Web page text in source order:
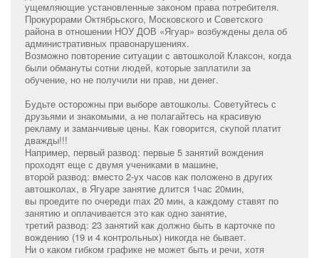
ущемляющие установленные законом права потребителя.
Прокурорами Октябрьского, Московского и Советского
района в отношении НОУ ДОВ «Ягуар» возбуждены дела об
административных правонарушениях.
Возможно повторение ситуации с автошколой Клаксон, когда
были обмануты сотни людей, которые заплатили за
обучение, но не получили ни прав, ни денег.
Будьте осторожны при выборе автошколы. Советуйтесь с
друзьями и знакомыми, а не полагайтесь на красивую
рекламу и заманчивые цены. Как говорится, скупой платит
дважды!!!
Например, первый развод: первые 5 занятий вождения
проходят еще с двумя учениками в машине,
второй развод: вместо 2-ух часов как положено в других
автошколах, в Ягуаре занятие длится 1час 20мин,
вы проедите по очереди mах 20 мин, а каждому ставят по
занятию и оплачивается это как одно занятие,
третий развод: 23 занятий как должно быть в карточке по
вождению (19 и 4 контрольных) никогда не бывает.
Ни о каком гибком графике не может быть и речи, хотя